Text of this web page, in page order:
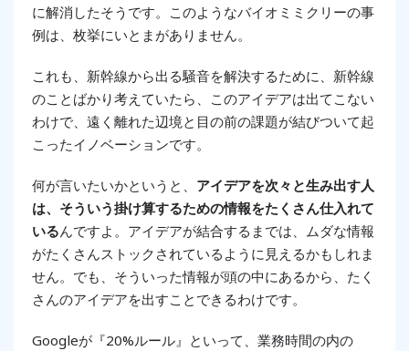
に解消したそうです。このようなバイオミミクリーの事
例は、枚挙にいとまがありません。
これも、新幹線から出る騒音を解決するために、新幹線
のことばかり考えていたら、このアイデアは出てこない
わけで、遠く離れた辺境と目の前の課題が結びついて起
こったイノベーションです。
何が言いたいかというと、 アイデアを次々と生み出す人
は、そういう掛け算するための情報をたくさん仕入れて
いるんですよ。アイデアが結合するまでは、ムダな情報
がたくさんストックされているように見えるかもしれま
せん。でも、そういった情報が頭の中にあるから、たく
さんのアイデアを出すことできるわけです。
Googleが『20%ルール』といって、業務時間の内の